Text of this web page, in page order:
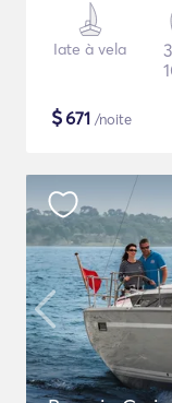
Iate à vela
$671 /noite